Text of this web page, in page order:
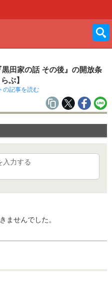
黒田家の話 その後』の開放条
ぶ】
の記事を読む
入力する
ませんでした。